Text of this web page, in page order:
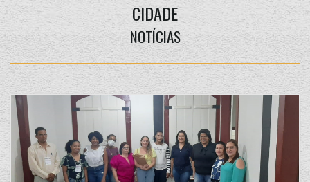
CIDADE
NOTÍCIAS